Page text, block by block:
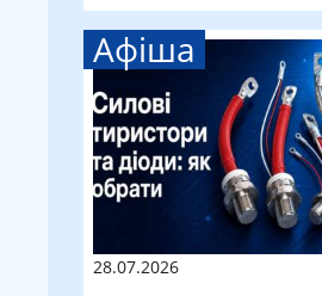
Афіша
28.07.2026